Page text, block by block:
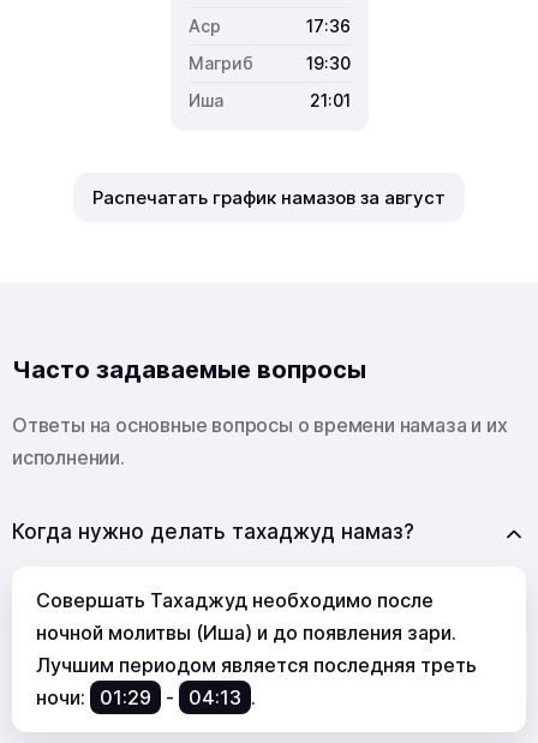
17:36
19:30
21:01
Распечатать график намазов за август
Часто задаваемые вопросы
Ответы на основные вопросы о времени намаза и их
исполнении.
Когда нужно делать тахаджуд намаз?
Совершать Тахаджуд необходимо после
ночной молитвы (Иша) и до появления зари.
Лучшим периодом является последняя треть
ночи:
01:29 - 04:13 .